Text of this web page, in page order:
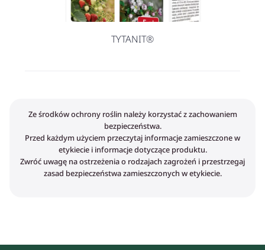
TYTANIT®
Ze środków ochrony roślin należy korzystać z zachowaniem
bezpieczeństwa.
Przed każdym użyciem przeczytaj informacje zamieszczone w
etykiecie i informacje dotyczące produktu.
Zwróć uwagę na ostrzeżenia o rodzajach zagrożeń i przestrzegaj
zasad bezpieczeństwa zamieszczonych w etykiecie.